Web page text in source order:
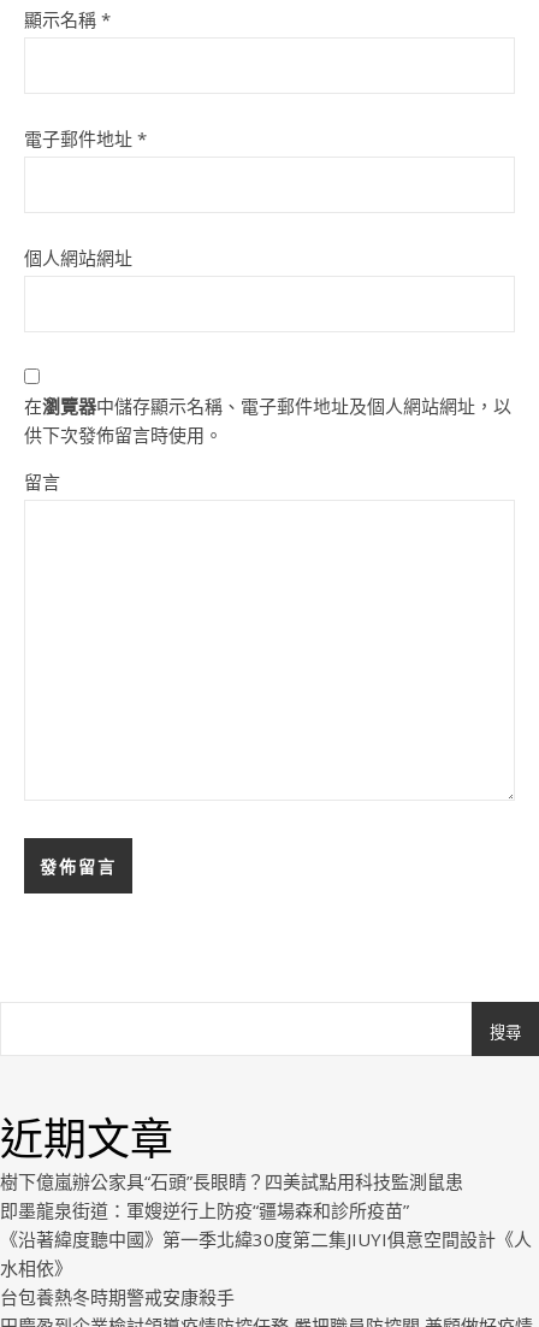
顯示名稱 *
電子郵件地址 *
個人網站網址
在瀏覽器中儲存顯示名稱、電子郵件地址及個人網站網址，以
供下次發佈留言時使用。
留言
搜尋
近期文章
樹下億嵐辦公家具“石頭”長眼睛？四美試點用科技監測鼠患
即墨龍泉街道：軍嫂逆行上防疫“疆場森和診所疫苗”
《沿著緯度聽中國》第一季北緯30度第二集JIUYI俱意空間設計《人
水相依》
台包養熱冬時期警戒安康殺手
Royal.